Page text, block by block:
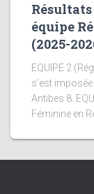
équipe
(2025-
EQUIPE 2
s’est
Antibes 8.
Féminine en